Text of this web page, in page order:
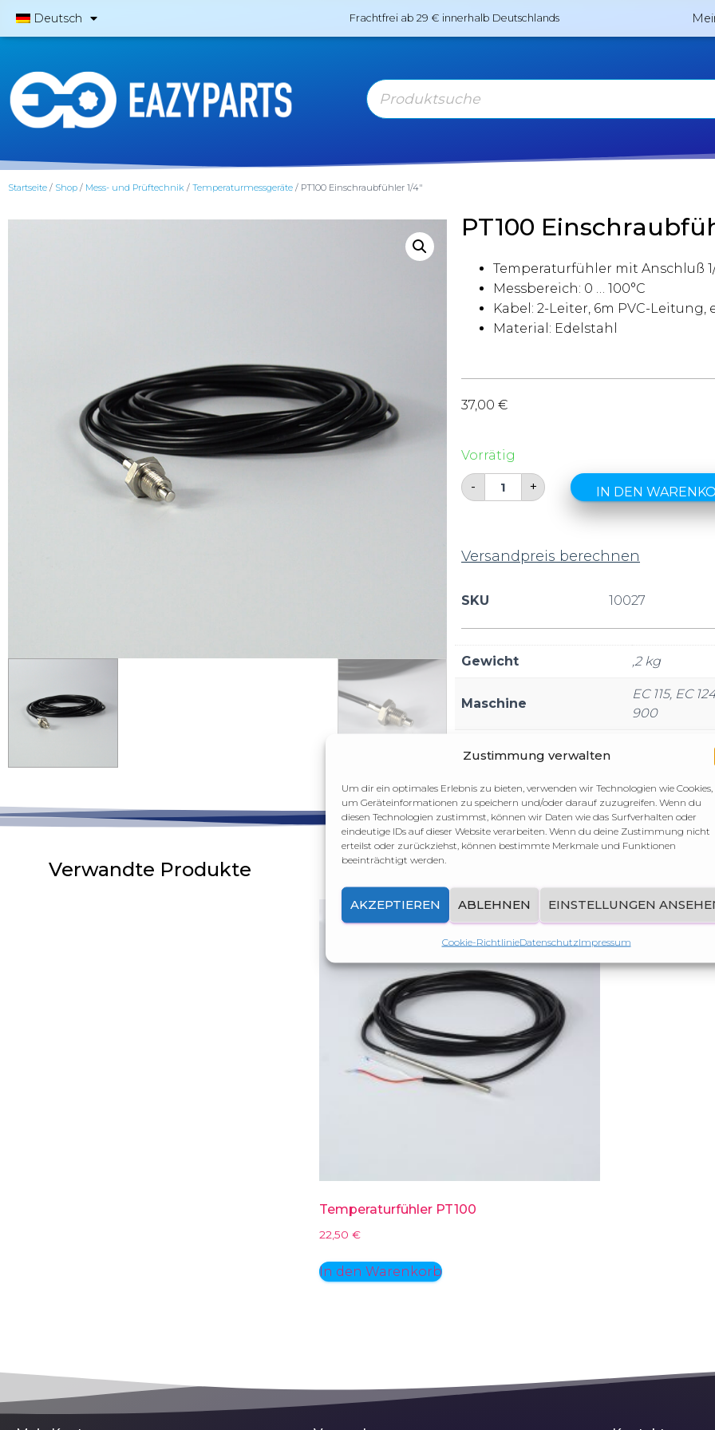
Zustimmung verwalten
Um dir ein optimales Erlebnis zu bieten, verwenden wir Technologien wie Cookies,
um Geräteinformationen zu speichern und/oder darauf zuzugreifen. Wenn du
diesen Technologien zustimmst, können wir Daten wie das Surfverhalten oder
eindeutige IDs auf dieser Website verarbeiten. Wenn du deine Zustimmung nicht
erteilst oder zurückziehst, können bestimmte Merkmale und Funktionen
beeinträchtigt werden.
AKZEPTIEREN ABLEHNEN EINSTELLUNGEN
Cookie-RichtlinieDatenschutzImpressum
Deutsch Frachtfrei ab 29 € innerhalb Deutschlands
Startseite / Shop / Mess- und Prüftechnik / Temperaturmessgeräte / PT100 Einschraubfühler 1/4″
PT100
Temperaturfühler mit Anschluß
Messbereich: 0 … 100°C
Kabel: 2-Leiter, 6m PVC-Leitung,
Material: Edelstahl
37,00 €
Vorrätig
- + IN DEN
Versandpreis berechnen
SKU 10027
Gewicht ,2 kg
Maschine
EC 115, EC
900
Verwandte Produkte
Temperaturfühler PT100
22,50 €
In den Warenkorb